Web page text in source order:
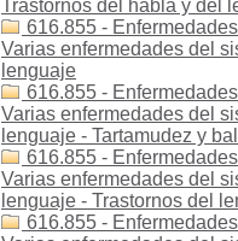
Trastornos del habla y del
616.855 -
Varias enfermedades del
lenguaje
616.855 -
Varias enfermedades del
lenguaje - Tartamudez y
616.855 -
Varias enfermedades del
lenguaje - Trastornos del
616.855 -